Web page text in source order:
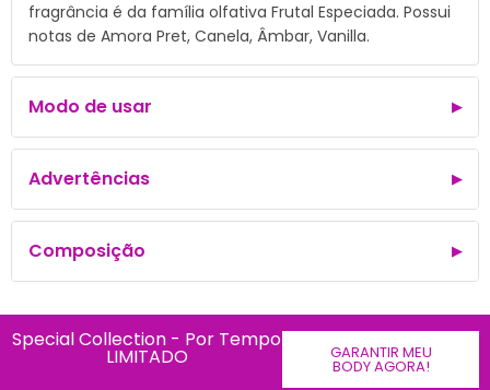
fragrância é da família olfativa Frutal Especiada. Possui
notas de Amora Pret, Canela, Âmbar, Vanilla.
Modo de usar
Advertências
Composição
Special Collection - Por Tempo
LIMITADO GARANTIR MEU
BODY AGORA!